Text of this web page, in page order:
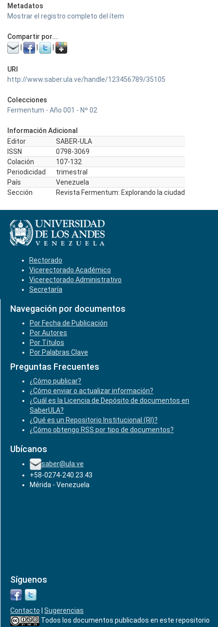
Metadatos
Mostrar el registro completo del ítem
Compartir por...
URI
http://www.saber.ula.ve/handle/123456789/35105
Colecciones
Fermentum - Año 001 - Nº 02
Información Adicional
Editor
SABER-ULA
ISSN
0798-3069
Colación
107-132
Periodicidad
trimestral
País
Venezuela
Sección
Revista Fermentum: Explorando la ciudad
Rectorado
Vicerectorado Académico
Vicerectorado Administrativo
Secretaría
Navegación por documentos
Por Fecha de Publicación
Por Autores
Por Títulos
Por Palabras Clave
Preguntas Frecuentes
¿Cómo publicar?
¿Cómo enviar o actualizar información?
¿Cuál es la Licencia de Depósito de documentos en
SaberULA?
¿Qué es un Repositorio Institucional (RI)?
¿Cómo obtengo RSS por tipo de documentos?
Ubícanos
saber@ula.ve
+58-0274-240.23.43
Mérida - Venezuela
Síguenos
Contacto
Sugerencias
Todos los documentos publicados en este repositorio